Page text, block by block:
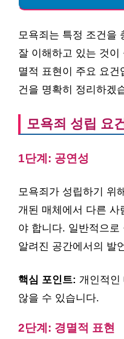
모욕죄는 특정 조건을
잘 이해하고 있는 것이
멸적 표현이 주요 요
건을 명확히 정리하겠
모욕죄 성립 요
1단계: 공연성
모욕죄가 성립하기 위
개된 매체에서 다른 사
야 합니다. 일반적으로
알려진 공간에서의 발
핵심 포인트: 개인적인
않을 수 있습니다.
2단계: 경멸적 표현